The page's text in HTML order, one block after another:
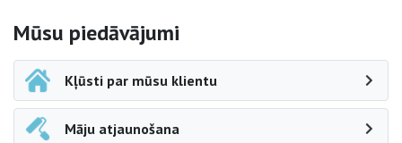
Sāna navigācija
Mūsu piedāvājumi
Kļūsti par mūsu klientu
Māju atjaunošana